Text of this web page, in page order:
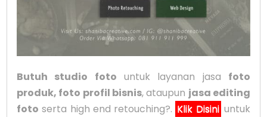
Butuh studio foto untuk layanan jasa foto
produk, foto profil bisnis, ataupun jasa editing
foto serta high end retouching?. Klik Disini untuk